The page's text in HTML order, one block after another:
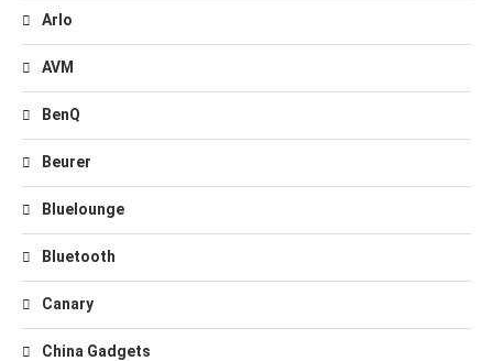
Arlo
AVM
BenQ
Beurer
Bluelounge
Bluetooth
Canary
China Gadgets